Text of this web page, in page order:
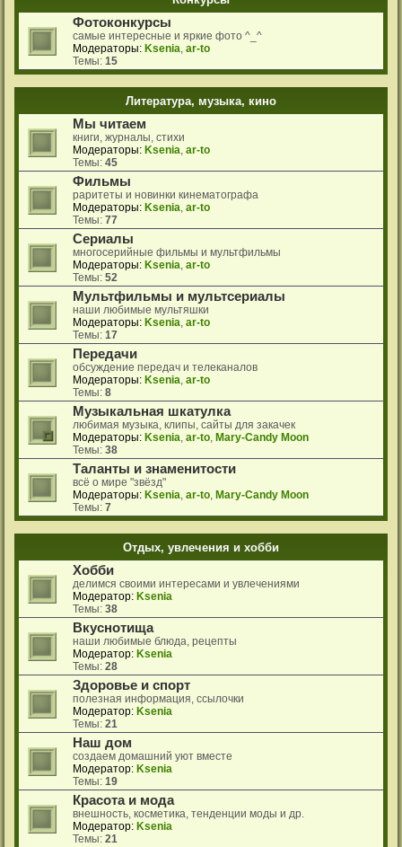
Фотоконкурсы
самые интересные и яркие фото ^_^
Модераторы: Ksenia, ar-to
Темы: 15
Литература, музыка, кино
Мы читаем
книги, журналы, стихи
Модераторы: Ksenia, ar-to
Темы: 45
Фильмы
раритеты и новинки кинематографа
Модераторы: Ksenia, ar-to
Темы: 77
Сериалы
многосерийные фильмы и мультфильмы
Модераторы: Ksenia, ar-to
Темы: 52
Мультфильмы и мультсериалы
наши любимые мультяшки
Модераторы: Ksenia, ar-to
Темы: 17
Передачи
обсуждение передач и телеканалов
Модераторы: Ksenia, ar-to
Темы: 8
Музыкальная шкатулка
любимая музыка, клипы, сайты для закачек
Модераторы: Ksenia, ar-to, Mary-Candy Moon
Темы: 38
Таланты и знаменитости
всё о мире "звёзд"
Модераторы: Ksenia, ar-to, Mary-Candy Moon
Темы: 7
Отдых, увлечения и хобби
Хобби
делимся своими интересами и увлечениями
Модератор: Ksenia
Темы: 38
Вкуснотища
наши любимые блюда, рецепты
Модератор: Ksenia
Темы: 28
Здоровье и спорт
полезная информация, ссылочки
Модератор: Ksenia
Темы: 21
Наш дом
создаем домашний уют вместе
Модератор: Ksenia
Темы: 19
Красота и мода
внешность, косметика, тенденции моды и др.
Модератор: Ksenia
Темы: 21